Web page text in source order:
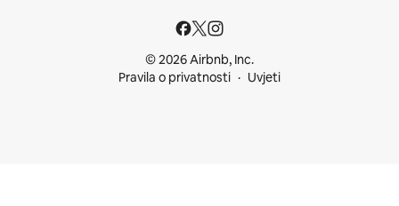
© 2026 Airbnb, Inc.
Pravila o privatnosti
Uvjeti